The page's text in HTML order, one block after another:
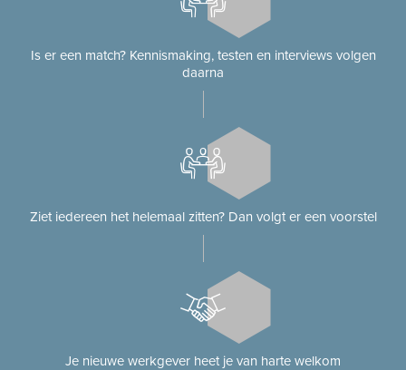
Is er een match? Kennismaking, testen en interviews volgen
daarna
Ziet iedereen het helemaal zitten? Dan volgt er een voorstel
Je nieuwe werkgever heet je van harte welkom